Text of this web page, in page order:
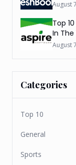
August
Top
In The
August
Categories
Top 10
General
Sports